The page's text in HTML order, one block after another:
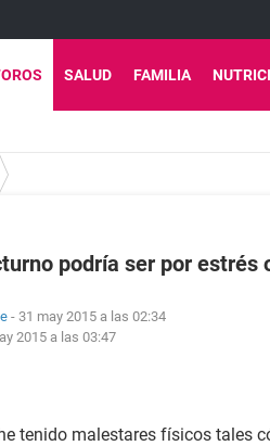
SALUD FAMILIA
podría ser por estrés
- 31 may 2015 a las 02:34
2015 a las 03:47
tenido malestares físicos tales